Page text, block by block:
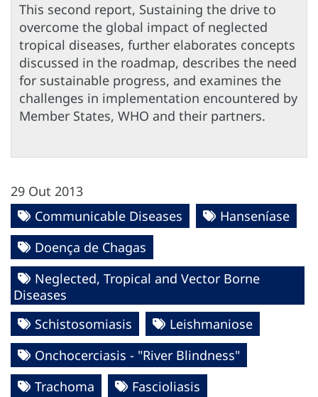
This second report, Sustaining the drive to
overcome the global impact of neglected
tropical diseases, further elaborates concepts
discussed in the roadmap, describes the need
for sustainable progress, and examines the
challenges in implementation encountered by
Member States, WHO and their partners.
29 Out 2013
Communicable Diseases
Hanseníase
Doença de Chagas
Neglected, Tropical and Vector Borne
Diseases
Schistosomiasis
Leishmaniose
Onchocerciasis - "River Blindness"
Trachoma
Fascioliasis